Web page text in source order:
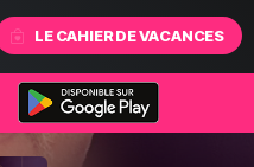
LE CAHIER DE VACANCES